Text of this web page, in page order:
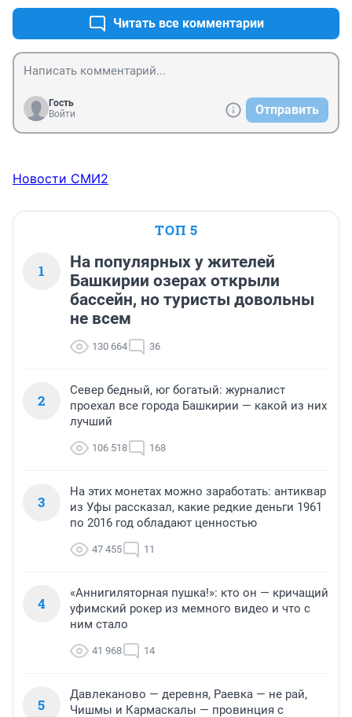
Читать все комментарии
Гость
Войти
Отправить
Новости СМИ2
ТОП 5
1
На популярных у жителей
Башкирии озерах открыли
бассейн, но туристы довольны
не всем
130 664 36
2
Север бедный, юг богатый: журналист
проехал все города Башкирии — какой из них
лучший
106 518 168
3
На этих монетах можно заработать: антиквар
из Уфы рассказал, какие редкие деньги 1961
по 2016 год обладают ценностью
47 455 11
4
«Аннигиляторная пушка!»: кто он — кричащий
уфимский рокер из мемного видео и что с
ним стало
41 968 14
5
Давлеканово — деревня, Раевка — не рай,
Чишмы и Кармаскалы — провинция с